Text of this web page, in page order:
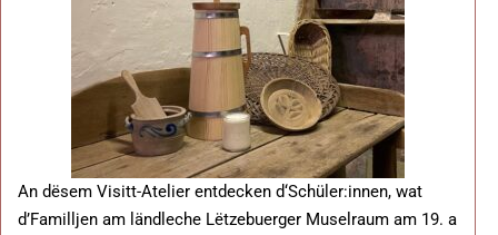
An dësem Visitt-Atelier entdecken d‘Schüler:innen, wat
d’Familljen am ländleche Lëtzebuerger Muselraum am 19. a